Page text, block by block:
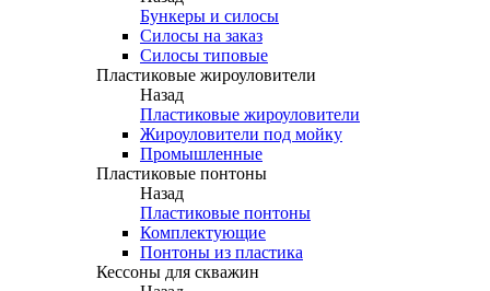
Бункеры и силосы
Силосы на заказ
Силосы типовые
Пластиковые жироуловители
Назад
Пластиковые жироуловители
Жироуловители под мойку
Промышленные
Пластиковые понтоны
Назад
Пластиковые понтоны
Комплектующие
Понтоны из пластика
Кессоны для скважин